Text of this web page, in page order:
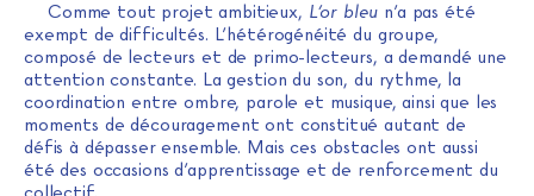
Comme tout projet ambitieux, L’or bleu n’a pas été
exempt de difficultés. L’hétérogénéité du groupe,
composé de lecteurs et de primo-lecteurs, a demandé une
attention constante. La gestion du son, du rythme, la
coordination entre ombre, parole et musique, ainsi que les
moments de découragement ont constitué autant de
défis à dépasser ensemble. Mais ces obstacles ont aussi
été des occasions d’apprentissage et de renforcement du